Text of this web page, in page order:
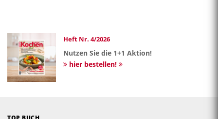
Heft Nr. 4/2026
Nutzen Sie die 1+1 Aktion!
hier bestellen!